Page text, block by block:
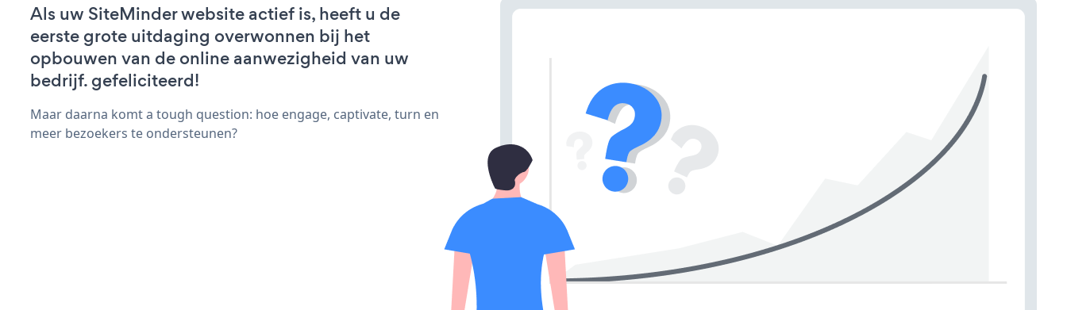
Als uw SiteMinder website actief is, heeft u de
eerste grote uitdaging overwonnen bij het
opbouwen van de online aanwezigheid van uw
bedrijf. gefeliciteerd!
Maar daarna komt a tough question: hoe engage, captivate, turn en
meer bezoekers te ondersteunen?